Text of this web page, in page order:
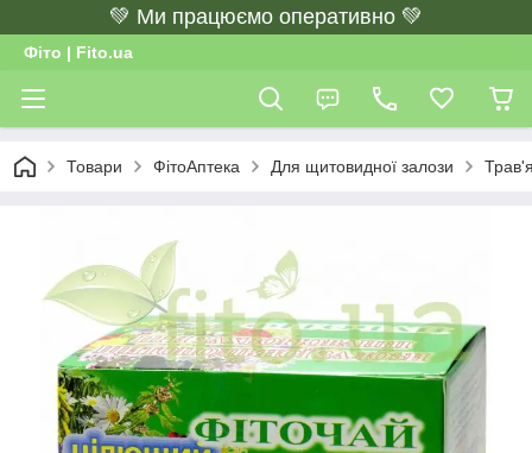
💚 Ми працюємо оперативно 💚
Фіто | Fito.ua
Товари ФітоАптека Для щитовидної залози